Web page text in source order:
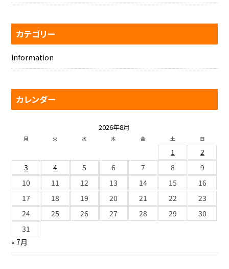
カテゴリー
information
カレンダー
2026年8月
月 火 水 木 金 土 日
1
2
3
4 5 6 7 8
9
10
11 12 13 14 15
16
17
18 19 20 21 22
23
24
25 26 27 28 29
30
31
« 7月